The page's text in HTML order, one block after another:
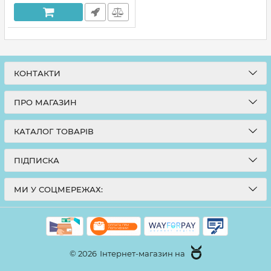
КОНТАКТИ
ПРО МАГАЗИН
КАТАЛОГ ТОВАРІВ
ПІДПИСКА
МИ У СОЦМЕРЕЖАХ:
© 2026 Інтернет-магазин на